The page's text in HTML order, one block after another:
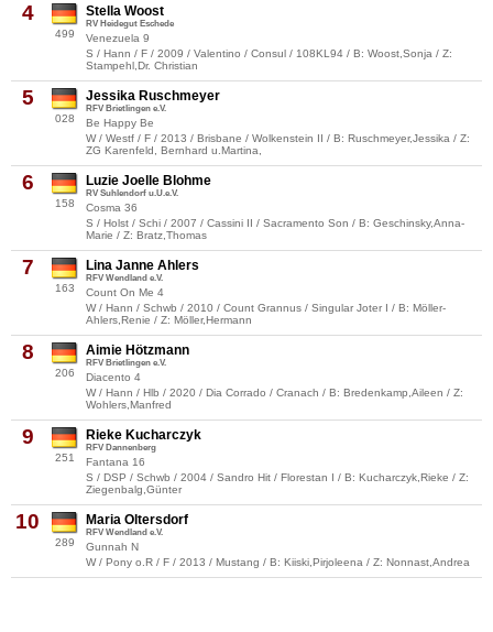
4
499
Stella Woost
RV Heidegut Eschede
Venezuela 9
S / Hann / F / 2009 / Valentino / Consul / 108KL94 / B: Woost,Sonja / Z:
Stampehl,Dr. Christian
5
028
Jessika Ruschmeyer
RFV Brietlingen e.V.
Be Happy Be
W / Westf / F / 2013 / Brisbane / Wolkenstein II / B: Ruschmeyer,Jessika / Z:
ZG Karenfeld, Bernhard u.Martina,
6
158
Luzie Joelle Blohme
RV Suhlendorf u.U.e.V.
Cosma 36
S / Holst / Schi / 2007 / Cassini II / Sacramento Son / B: Geschinsky,Anna-
Marie / Z: Bratz,Thomas
7
163
Lina Janne Ahlers
RFV Wendland e.V.
Count On Me 4
W / Hann / Schwb / 2010 / Count Grannus / Singular Joter I / B: Möller-
Ahlers,Renie / Z: Möller,Hermann
8
206
Aimie Hötzmann
RFV Brietlingen e.V.
Diacento 4
W / Hann / Hlb / 2020 / Dia Corrado / Cranach / B: Bredenkamp,Aileen / Z:
Wohlers,Manfred
9
251
Rieke Kucharczyk
RFV Dannenberg
Fantana 16
S / DSP / Schwb / 2004 / Sandro Hit / Florestan I / B: Kucharczyk,Rieke / Z:
Ziegenbalg,Günter
10
289
Maria Oltersdorf
RFV Wendland e.V.
Gunnah N
W / Pony o.R / F / 2013 / Mustang / B: Kiiski,Pirjoleena / Z: Nonnast,Andrea